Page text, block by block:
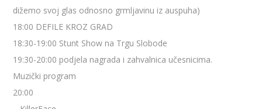
dižemo svoj glas odnosno grmljavinu iz auspuha)
18:00 DEFILE KROZ GRAD
18:30-19:00 Stunt Show na Trgu Slobode
19:30-20:00 podjela nagrada i zahvalnica učesnicima.
Muzički program
20:00